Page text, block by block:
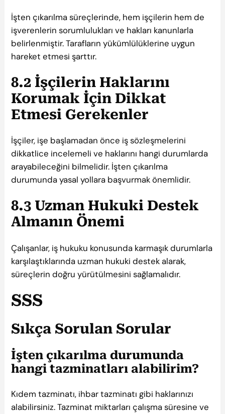
İşten çıkarılma süreçlerinde, hem işçilerin hem de
işverenlerin sorumlulukları ve hakları kanunlarla
belirlenmiştir. Tarafların yükümlülüklerine uygun
hareket etmesi şarttır.
8.2 İşçilerin Haklarını
Korumak İçin Dikkat
Etmesi Gerekenler
İşçiler, işe başlamadan önce iş sözleşmelerini
dikkatlice incelemeli ve haklarını hangi durumlarda
arayabileceğini bilmelidir. İşten çıkarılma
durumunda yasal yollara başvurmak önemlidir.
8.3 Uzman Hukuki Destek
Almanın Önemi
Çalışanlar, iş hukuku konusunda karmaşık durumlarla
karşılaştıklarında uzman hukuki destek alarak,
süreçlerin doğru yürütülmesini sağlamalıdır.
SSS
Sıkça Sorulan Sorular
İşten çıkarılma durumunda
hangi tazminatları alabilirim?
Kıdem tazminatı, ihbar tazminatı gibi haklarınızı
alabilirsiniz. Tazminat miktarları çalışma süresine ve